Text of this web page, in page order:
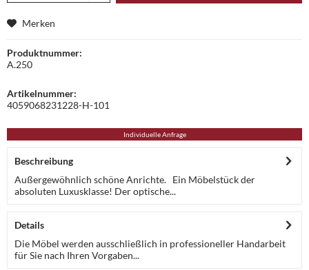
Merken
Produktnummer:
A.250
Artikelnummer:
4059068231228-H-101
Individuelle Anfrage
Beschreibung
Außergewöhnlich schöne Anrichte. Ein Möbelstück der
absoluten Luxusklasse! Der optische...
Details
Die Möbel werden ausschließlich in professioneller Handarbeit
für Sie nach Ihren Vorgaben...